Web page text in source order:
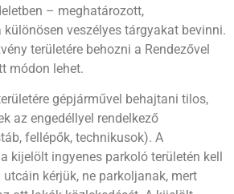
– meghatározott,
veszélyes tárgyakat bevinni.
területére behozni a Rendezővel
módon lehet.
gépjárművel behajtani tilos,
az engedéllyel rendelkező
fellépők, technikusok). A
kijelölt ingyenes parkoló területén kell
kérjük, ne parkoljanak, mert